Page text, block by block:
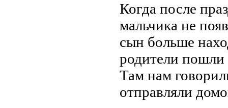
Когда после
мальчика не
сын больше
родители пошли
Там нам
отправляли